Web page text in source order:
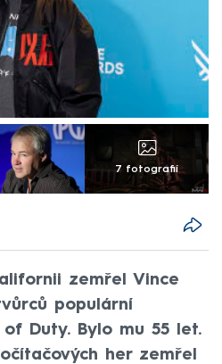
7 fotografií
zemřel Vince
populární
Duty. Bylo mu 55 let.
her zemřel